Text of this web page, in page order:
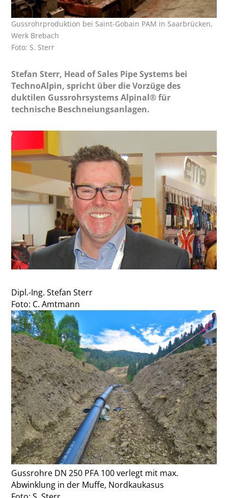
Gussrohrproduktion bei Saint-Gobain PAM in Saarbrücken,
Werk Brebach
Foto: S. Sterr
Stefan Sterr, Head of Sales Pipe Systems bei
TechnoAlpin, spricht über die Vorzüge des
duktilen Gussrohrsystems Alpinal® für
technische Beschneiungsanlagen.
Dipl.-Ing. Stefan Sterr
Foto: C. Amtmann
Gussrohre DN 250 PFA 100 verlegt mit max.
Abwinklung in der Muffe, Nordkaukasus